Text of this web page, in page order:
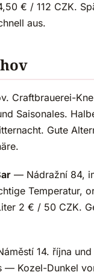
€ / 112 CZK.
aus.
Craftbrauerei-
Saisonales.
Gute
— Nádražní 84,
Temperatur,
2 € / 50 CZK.
14. října
— Kozel-Dunkel